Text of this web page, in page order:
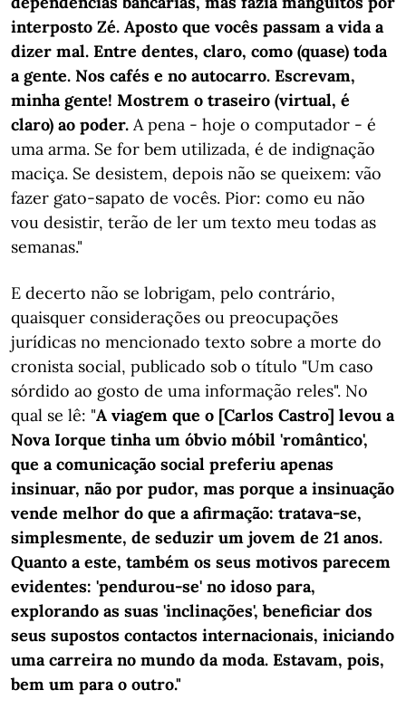
interposto Zé. Aposto que vocês passam a vida a
dizer mal. Entre dentes, claro, como (quase) toda
a gente. Nos cafés e no autocarro. Escrevam,
minha gente! Mostrem o traseiro (virtual, é
claro) ao poder. A pena - hoje o computador - é
uma arma. Se for bem utilizada, é de indignação
maciça. Se desistem, depois não se queixem: vão
fazer gato-sapato de vocês. Pior: como eu não
vou desistir, terão de ler um texto meu todas as
semanas."
E decerto não se lobrigam, pelo contrário,
quaisquer considerações ou preocupações
jurídicas no mencionado texto sobre a morte do
cronista social, publicado sob o título "Um caso
sórdido ao gosto de uma informação reles". No
qual se lê: "A viagem que o [Carlos Castro] levou a
Nova Iorque tinha um óbvio móbil 'romântico',
que a comunicação social preferiu apenas
insinuar, não por pudor, mas porque a insinuação
vende melhor do que a afirmação: tratava-se,
simplesmente, de seduzir um jovem de 21 anos.
Quanto a este, também os seus motivos parecem
evidentes: 'pendurou-se' no idoso para,
explorando as suas 'inclinações', beneficiar dos
seus supostos contactos internacionais, iniciando
uma carreira no mundo da moda. Estavam, pois,
bem um para o outro."